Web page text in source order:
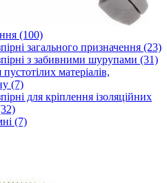
(100)
загального призначення (23)
з забивними шурупами (31)
матеріалів,
(7)
для кріплення ізоляційних
(7)